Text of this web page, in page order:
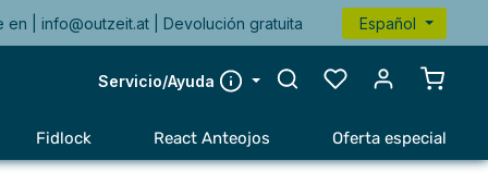
en |info@outzeit.at | Devolución gratuita Español
Servicio/Ayuda
El
Fidlock React Anteojos Oferta especial